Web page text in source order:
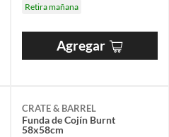
Retira mañana
Agregar
CRATE & BARREL
Funda de Cojín Burnt
58x58cm